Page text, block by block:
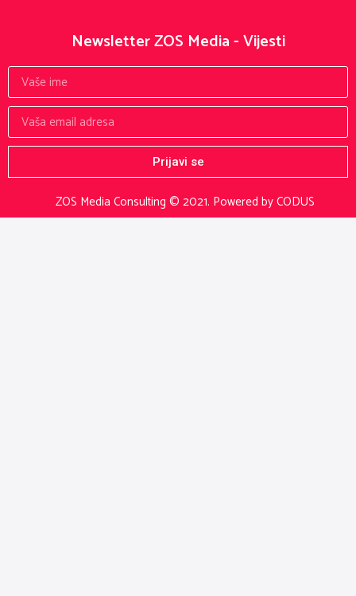
ZOS Media Consulting © 2021. Powered by CODUS
Newsletter ZOS Media - Vijesti
Prijavi se